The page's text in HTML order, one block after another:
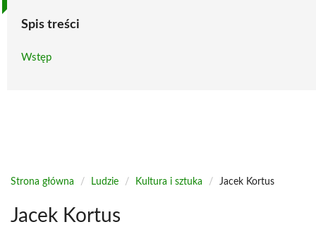
Spis treści
Wstęp
Strona główna / Ludzie / Kultura i sztuka / Jacek Kortus
Jacek Kortus